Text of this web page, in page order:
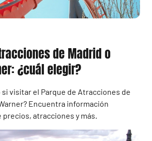
de Madrid o
¿cuál elegir?
si visitar el Parque de Atracciones de
Encuentra información
atracciones y más.